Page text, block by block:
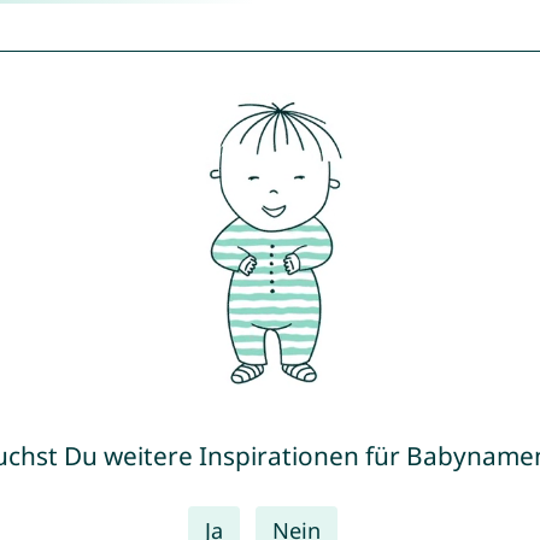
Du weitere Inspirationen für
Ja Nein